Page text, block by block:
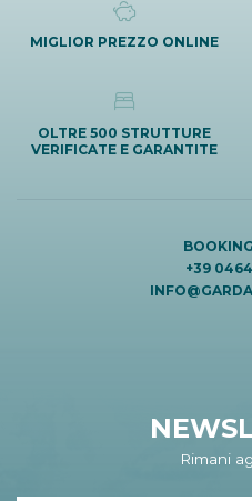
MIGLIOR PREZZO ONLINE
OLTRE 500 STRUTTURE
VERIFICATE E GARANTITE
+39
Rimani